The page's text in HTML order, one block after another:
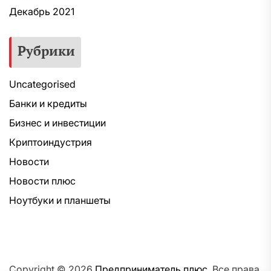
Декабрь 2021
Рубрики
Uncategorised
Банки и кредиты
Бизнес и инвестиции
Криптоиндустрия
Новости
Новости плюс
Ноутбуки и планшеты